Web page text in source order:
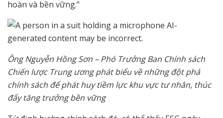
hoàn và bền vững.”
Ông Nguyễn Hồng Sơn – Phó Trưởng Ban Chính sách
Chiến lược Trung ương phát biểu về những đột phá
chính sách để phát huy tiềm lực khu vực tư nhân, thúc
đẩy tăng trưởng bền vững